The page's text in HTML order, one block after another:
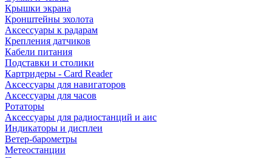
Крышки экрана
Кронштейны эхолота
Аксессуары к радарам
Крепления датчиков
Кабели питания
Подставки и столики
Картридеры - Card Reader
Аксессуары для навигаторов
Аксессуары для часов
Ротаторы
Аксессуары для радиостанций и аис
Индикаторы и дисплеи
Ветер-барометры
Метеостанции